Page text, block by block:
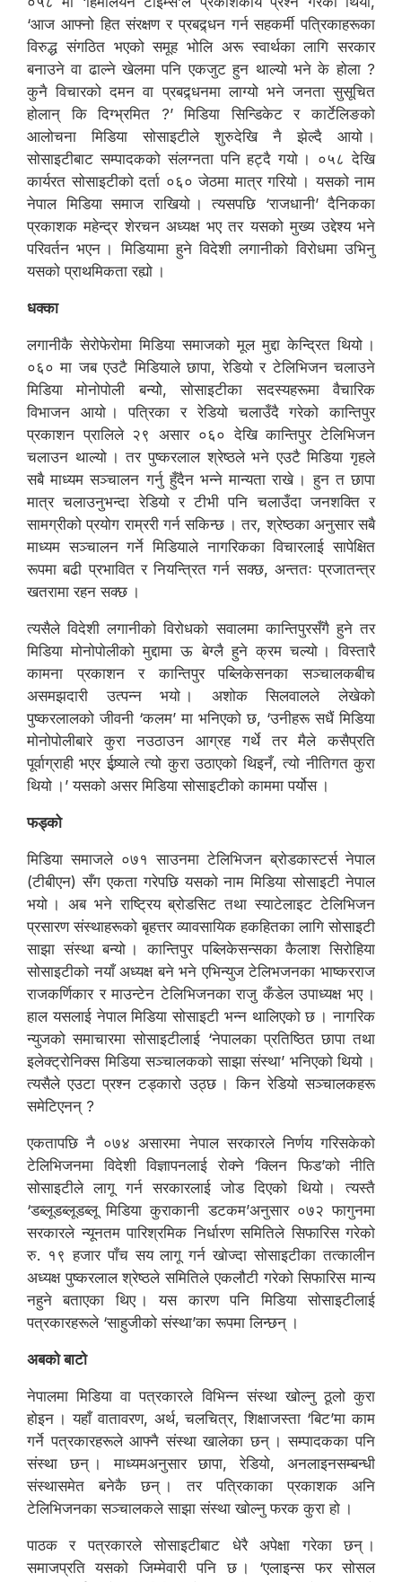
‘आज आफ्नो हित संरक्षण र प्रबद्र्धन गर्न सहकर्मी पत्रिकाहरूका
विरुद्ध संगठित भएको समूह भोलि अरू स्वार्थका लागि सरकार
बनाउने वा ढाल्ने खेलमा पनि एकजुट हुन थाल्यो भने के होला ?
कुनै विचारको दमन वा प्रबद्र्धनमा लाग्यो भने जनता सुसूचित
होलान् कि दिग्भ्रमित ?’ मिडिया सिन्डिकेट र कार्टेलिङको
आलोचना मिडिया सोसाइटीले शुरुदेखि नै झेल्दै आयो ।
सोसाइटीबाट सम्पादकको संलग्नता पनि हट्दै गयो । ०५८ देखि
कार्यरत सोसाइटीको दर्ता ०६० जेठमा मात्र गरियो । यसको नाम
नेपाल मिडिया समाज राखियो । त्यसपछि ‘राजधानी’ दैनिकका
प्रकाशक महेन्द्र शेरचन अध्यक्ष भए तर यसको मुख्य उद्देश्य भने
परिवर्तन भएन । मिडियामा हुने विदेशी लगानीको विरोधमा उभिनु
यसको प्राथमिकता रह्यो ।
धक्का
लगानीकै सेरोफेरोमा मिडिया समाजको मूल मुद्दा केन्द्रित थियो ।
०६० मा जब एउटै मिडियाले छापा, रेडियो र टेलिभिजन चलाउने
मिडिया मोनोपोली बन्योे, सोसाइटीका सदस्यहरूमा वैचारिक
विभाजन आयो । पत्रिका र रेडियो चलाउँदै गरेको कान्तिपुर
प्रकाशन प्रालिले २९ असार ०६० देखि कान्तिपुर टेलिभिजन
चलाउन थाल्यो । तर पुष्करलाल श्रेष्ठले भने एउटै मिडिया गृहले
सबै माध्यम सञ्चालन गर्नु हुँदैन भन्ने मान्यता राखे । हुन त छापा
मात्र चलाउनुभन्दा रेडियो र टीभी पनि चलाउँदा जनशक्ति र
सामग्रीको प्रयोग राम्ररी गर्न सकिन्छ । तर, श्रेष्ठका अनुसार सबै
माध्यम सञ्चालन गर्ने मिडियाले नागरिकका विचारलाई सापेक्षित
रूपमा बढी प्रभावित र नियन्त्रित गर्न सक्छ, अन्ततः प्रजातन्त्र
खतरामा रहन सक्छ ।
त्यसैले विदेशी लगानीको विरोधको सवालमा कान्तिपुरसँगै हुने तर
मिडिया मोनोपोलीको मुद्दामा ऊ बेग्लै हुने क्रम चल्यो । विस्तारै
कामना प्रकाशन र कान्तिपुर पब्लिकेसनका सञ्चालकबीच
असमझदारी उत्पन्न भयो । अशोक सिलवालले लेखेको
पुष्करलालको जीवनी ‘कलम’ मा भनिएको छ, ‘उनीहरू सधैं मिडिया
मोनोपोलीबारे कुरा नउठाउन आग्रह गर्थे तर मैले कसैप्रति
पूर्वाग्राही भएर ईष्र्याले त्यो कुरा उठाएको थिइनँ, त्यो नीतिगत कुरा
थियो ।’ यसको असर मिडिया सोसाइटीको काममा पर्योस ।
फड्को
मिडिया समाजले ०७१ साउनमा टेलिभिजन ब्रोडकास्टर्स नेपाल
(टीबीएन) सँग एकता गरेपछि यसको नाम मिडिया सोसाइटी नेपाल
भयो । अब भने राष्ट्रिय ब्रोडसिट तथा स्याटेलाइट टेलिभिजन
प्रसारण संस्थाहरूको बृहत्तर व्यावसायिक हकहितका लागि सोसाइटी
साझा संस्था बन्यो । कान्तिपुर पब्लिकेसन्सका कैलाश सिरोहिया
सोसाइटीको नयाँ अध्यक्ष बने भने एभिन्युज टेलिभजनका भाष्करराज
राजकर्णिकार र माउन्टेन टेलिभिजनका राजु कँडेल उपाध्यक्ष भए ।
हाल यसलाई नेपाल मिडिया सोसाइटी भन्न थालिएको छ । नागरिक
न्युजको समाचारमा सोसाइटीलाई ‘नेपालका प्रतिष्ठित छापा तथा
इलेक्ट्रोनिक्स मिडिया सञ्चालकको साझा संस्था’ भनिएको थियो ।
त्यसैले एउटा प्रश्न टड्कारो उठ्छ । किन रेडियो सञ्चालकहरू
समेटिएनन् ?
एकतापछि नै ०७४ असारमा नेपाल सरकारले निर्णय गरिसकेको
टेलिभिजनमा विदेशी विज्ञापनलाई रोक्ने ‘क्लिन फिड’को नीति
सोसाइटीले लागू गर्न सरकारलाई जोड दिएको थियो । त्यस्तै
‘डब्लूडब्लूडब्लू मिडिया कुराकानी डटकम’अनुसार ०७२ फागुनमा
सरकारले न्यूनतम पारिश्रमिक निर्धारण समितिले सिफारिस गरेको
रु. १९ हजार पाँच सय लागू गर्न खोज्दा सोसाइटीका तत्कालीन
अध्यक्ष पुष्करलाल श्रेष्ठले समितिले एकलौटी गरेको सिफारिस मान्य
नहुने बताएका थिए । यस कारण पनि मिडिया सोसाइटीलाई
पत्रकारहरूले ‘साहुजीको संस्था’का रूपमा लिन्छन् ।
अबको बाटो
नेपालमा मिडिया वा पत्रकारले विभिन्न संस्था खोल्नु ठूलो कुरा
होइन । यहाँ वातावरण, अर्थ, चलचित्र, शिक्षाजस्ता ‘बिट’मा काम
गर्ने पत्रकारहरूले आफ्नै संस्था खालेका छन् । सम्पादकका पनि
संस्था छन् । माध्यमअनुसार छापा, रेडियो, अनलाइनसम्बन्धी
संस्थासमेत बनेकै छन् । तर पत्रिकाका प्रकाशक अनि
टेलिभिजनका सञ्चालकले साझा संस्था खोल्नु फरक कुरा हो ।
पाठक र पत्रकारले सोसाइटीबाट धेरै अपेक्षा गरेका छन् ।
समाजप्रति यसको जिम्मेवारी पनि छ । ‘एलाइन्स फर सोसल